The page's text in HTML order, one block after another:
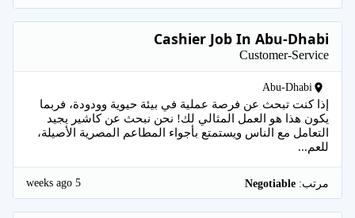
Cashier Job In Abu-Dhabi
Customer-Service
Abu-Dhabi
إذا كنت تبحث عن فرصة عملية في بيئة حيوية وودودة، فربما
يكون هذا هو العمل المثالي لك! نحن نبحث عن كاشير يجيد
التعامل مع الناس ويستمتع بأجواء المطاعم المصرية الأصيلة،
للعم...
مرتب: 5 weeks ago